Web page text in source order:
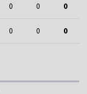
0 0 0
0 0 0